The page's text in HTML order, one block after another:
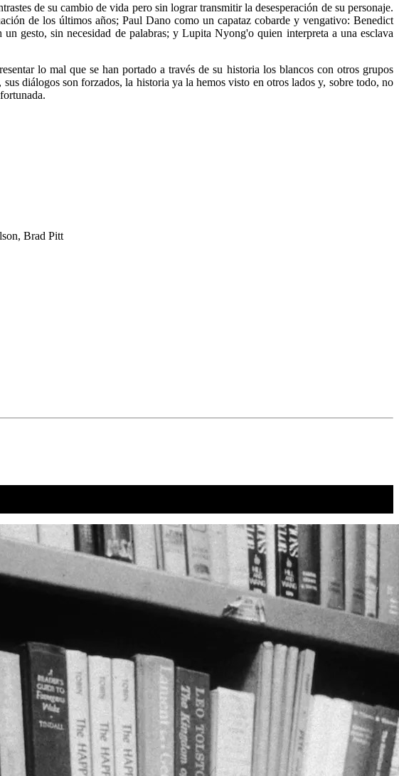
de su cambio de vida pero sin lograr transmitir la desesperación de su personaje.
de los últimos años; Paul Dano como un capataz cobarde y vengativo: Benedict
gesto, sin necesidad de palabras; y Lupita Nyong'o quien interpreta a una esclava
lo mal que se han portado a través de su historia los blancos con otros grupos
diálogos son forzados, la historia ya la hemos visto en otros lados y, sobre todo, no
Brad Pitt